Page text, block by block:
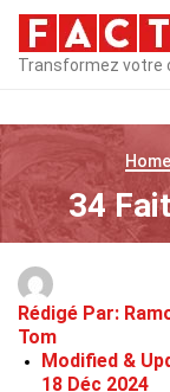
Transformez votre
Home
34
Rédigé Par:
Tom
Modified &
18 Déc 2024